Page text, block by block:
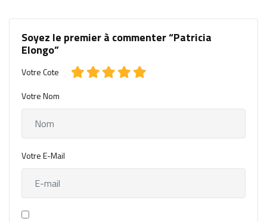
Soyez le premier à commenter “Patricia
Elongo”
Votre Cote
Votre Nom
Votre E-Mail